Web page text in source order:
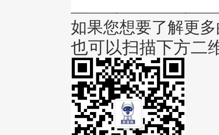
如果您想要了解更
也可以扫描下方二